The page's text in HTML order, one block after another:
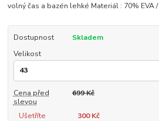
volný čas a bazén lehké Materiál : 70% EVA /
Dostupnost
Skladem
Velikost
Cena před
slevou
699 Kč
Ušetříte 300 Kč